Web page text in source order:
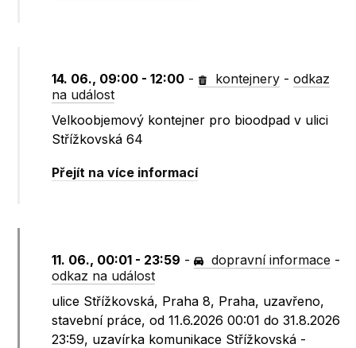
14. 06., 09:00 - 12:00 - kontejnery -odkaz
na událost
Velkoobjemový kontejner pro bioodpad v ulici
Střížkovská 64
Přejít na více informací
11. 06., 00:01 - 23:59 - dopravní informace -
odkaz na událost
ulice Střížkovská, Praha 8, Praha, uzavřeno,
stavební práce, od 11.6.2026 00:01 do 31.8.2026
23:59, uzavírka komunikace Střížkovská -